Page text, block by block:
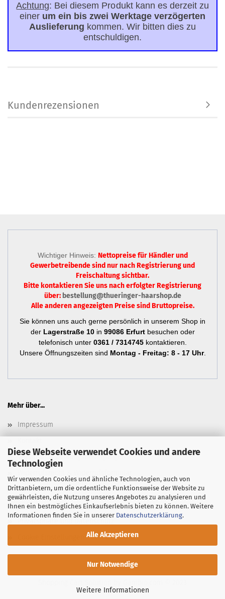
Diese Webseite verwendet Cookies und andere
Technologien
Wir verwenden Cookies und ähnliche Technologien, auch von
Drittanbietern, um die ordentliche Funktionsweise der Website zu
gewährleisten, die Nutzung unseres Angebotes zu analysieren und
Ihnen ein bestmögliches Einkaufserlebnis bieten zu können. Weitere
Informationen finden Sie in unserer Datenschutzerklärung.
Alle Akzeptieren
Nur Notwendige
Weitere Informationen
Achtung: Bei diesem Produkt kann es derzeit zu
einer um ein bis zwei Werktage verzögerten
Auslieferung kommen. Wir bitten dies zu
entschuldigen.
Kundenrezensionen
Wichtiger Hinweis: Nettopreise für Händler und
Gewerbetreibende sind nurnach Registrierungund
Freischaltung sichtbar.
Bitte kontaktieren Sie uns nach erfolgter Registrierung
über: bestellung@thueringer-haarshop.de
Alle anderen angezeigten Preise sind Bruttopreise.
Sie können uns auch gerne persönlich in unserem Shop in
der Lagerstraße 10in 99086 Erfurtbesuchen oder
telefonisch unter 0361 / 7314745kontaktieren.
Unsere Öffnungszeiten sind Montag - Freitag: 8 - 17 Uhr.
Mehr über...
Impressum
Versand- & Zahlungsbedingungen
Newsletter
AGB